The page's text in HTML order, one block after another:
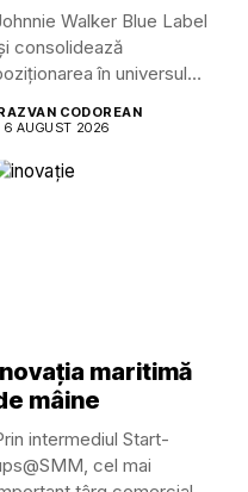
Walker Blue Label
consolidează
în universul
CODOREAN
6 AUGUST 2026
maritimă
mâine
intermediul Start-
cel mai